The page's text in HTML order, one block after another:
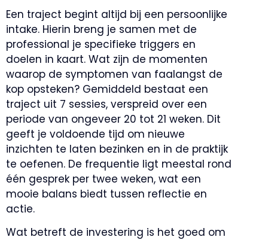
Een traject begint altijd bij een persoonlijke
intake. Hierin breng je samen met de
professional je specifieke triggers en
doelen in kaart. Wat zijn de momenten
waarop de symptomen van faalangst de
kop opsteken? Gemiddeld bestaat een
traject uit 7 sessies, verspreid over een
periode van ongeveer 20 tot 21 weken. Dit
geeft je voldoende tijd om nieuwe
inzichten te laten bezinken en in de praktijk
te oefenen. De frequentie ligt meestal rond
één gesprek per twee weken, wat een
mooie balans biedt tussen reflectie en
actie.
Wat betreft de investering is het goed om